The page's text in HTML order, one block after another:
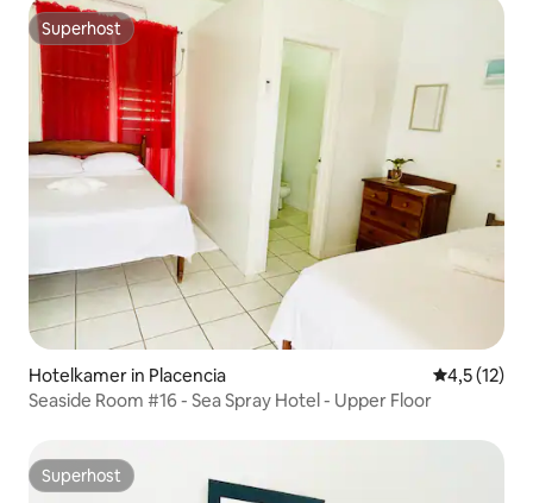
Superhost
Superhost
Hotelkamer in Placencia
4,5 (12)
Seaside Room #16 - Sea Spray Hotel - Upper Floor
Superhost
Superhost